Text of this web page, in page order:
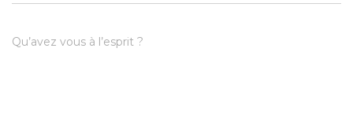
Qu’avez vous à l’esprit ?